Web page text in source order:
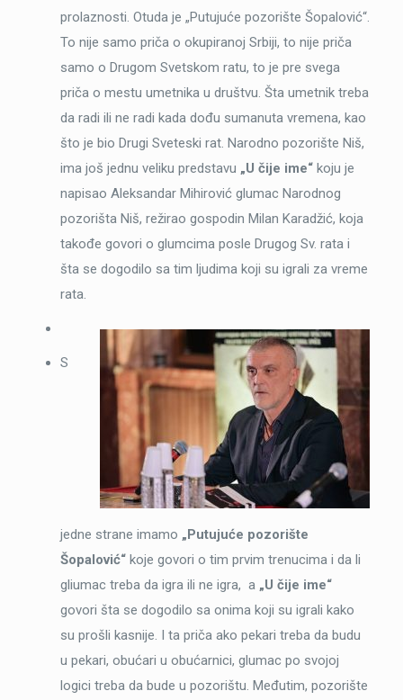
prolaznosti. Otuda je „Putujuće pozorište Šopalović“.
To nije samo priča o okupiranoj Srbiji, to nije priča
samo o Drugom Svetskom ratu, to je pre svega
priča o mestu umetnika u društvu. Šta umetnik treba
da radi ili ne radi kada dođu sumanuta vremena, kao
što je bio Drugi Sveteski rat. Narodno pozorište Niš,
ima još jednu veliku predstavu „U čije ime“koju je
napisao Aleksandar Mihirović glumac Narodnog
pozorišta Niš, režirao gospodin Milan Karadžić, koja
takođe govori o glumcima posle Drugog Sv. rata i
šta se dogodilo sa tim ljudima koji su igrali za vreme
rata.
S
jedne strane imamo „Putujuće pozorište
Šopalović“koje govori o tim prvim trenucima i da li
gliumac treba da igra ili ne igra, a „U čije ime“
govori šta se dogodilo sa onima koji su igrali kako
su prošli kasnije. I ta priča ako pekari treba da budu
u pekari, obućari u obućarnici, glumac po svojoj
logici treba da bude u pozorištu. Međutim, pozorište